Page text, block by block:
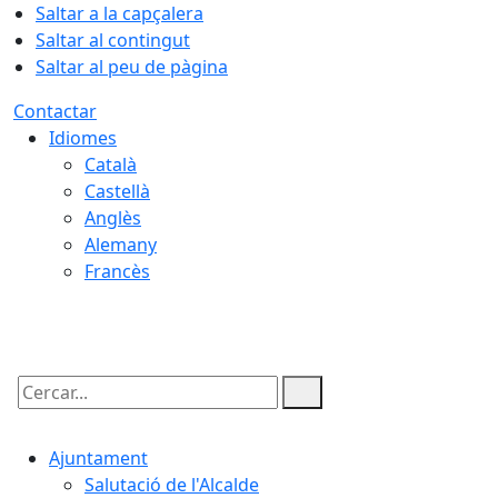
Saltar a la capçalera
Saltar al contingut
Saltar al peu de pàgina
Contactar
Idiomes
Català
Castellà
Anglès
Alemany
Francès
Cercar:
Ajuntament
Salutació de l'Alcalde